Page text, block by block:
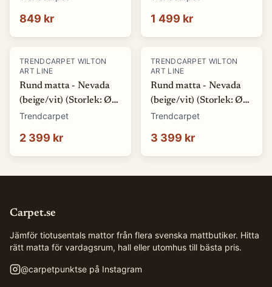
849 kr 1 499 kr
TRENDCARPET WILTON
ART LINE
Rund matta - Nevada
(beige/vit) (Storlek: Ø
200 cm)
Trendcarpet
2 399 kr
TRENDCARPET WILTON
ART LINE
Rund matta - Nevada
(beige/vit) (Storlek: Ø
240 cm)
Trendcarpet
3 399 kr
Carpet.se
Jämför tiotusentals mattor från flera svenska mattbutiker. Hitta
rätt matta för vardagsrum, hall eller utomhus till bästa pris.
@carpetpunktse på Instagram